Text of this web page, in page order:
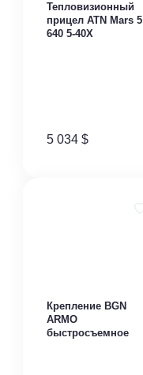
Тепловизионный
прицел ATN Mars 5
640 5-40X
5 034 $
Крепление BGN
ARMO
быстросъемное